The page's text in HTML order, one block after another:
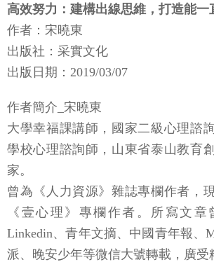
高效努力：建構出線思維，打造能一
作者：宋曉東
出版社：采實文化
出版日期：2019/03/07
作者簡介_宋曉東
大學幸福課講師，國家二級心理諮
學校心理諮詢師，山東省泰山教育
家。
曾為《人力資源》雜誌專欄作者，
《壹心理》專欄作者。所寫文章
Linkedin、青年文摘、中國青年報、
派、晚安少年等微信大號轉載，廣受